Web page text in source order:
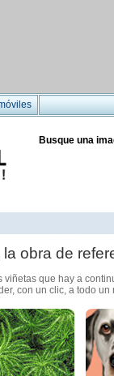
Busque una
la obra de
viñetas que hay a
con un clic, a todo